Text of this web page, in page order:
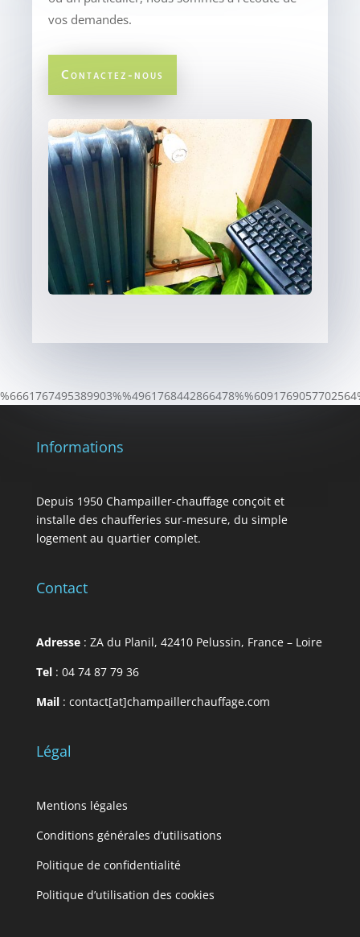
vos demandes.
Contactez-nous
Informations
Depuis 1950 Champailler-chauffage conçoit et
installe des chaufferies sur-mesure, du simple
logement au quartier complet.
Contact
Adresse : ZA du Planil, 42410 Pelussin, France – Loire
Tel : 04 74 87 79 36
Mail: contact[at]champaillerchauffage.com
Légal
Mentions légales
Conditions générales d’utilisations
Politique de confidentialité
Politique d’utilisation des cookies